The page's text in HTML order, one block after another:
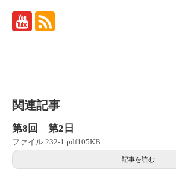
関連記事
第8回 第2日
ファイル 232-1.pdf105KB
記事を読む